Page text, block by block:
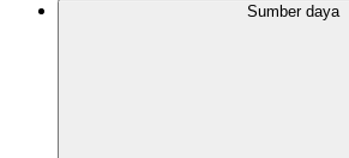
Sumber daya